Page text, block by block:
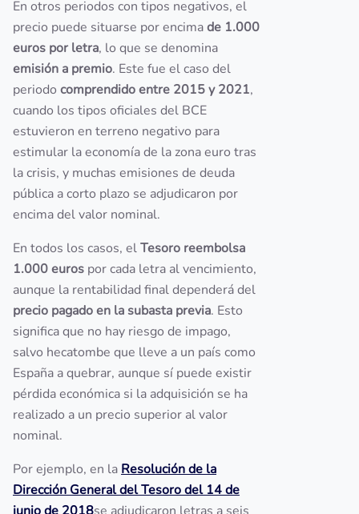
En otros periodos con tipos negativos, el
precio puede situarse por encimade 1.000
euros por letra, lo que se denomina
emisión a premio. Este fue el caso del
periodo comprendido entre 2015 y 2021,
cuando los tipos oficiales del BCE
estuvieron en terreno negativo para
estimular la economía de la zona euro tras
la crisis, y muchas emisiones de deuda
pública a corto plazo se adjudicaron por
encima del valor nominal.
En todos los casos, elTesoro reembolsa
1.000 euros por cada letra al vencimiento,
aunque la rentabilidad final dependerá del
precio pagado en la subasta previa. Esto
significa que no hay riesgo de impago,
salvo hecatombe que lleve a un país como
España a quebrar, aunque sí puede existir
pérdida económica si la adquisición se ha
realizado a un precio superior al valor
nominal.
Por ejemplo, en la Resolución de la
Dirección General del Tesoro del 14 de